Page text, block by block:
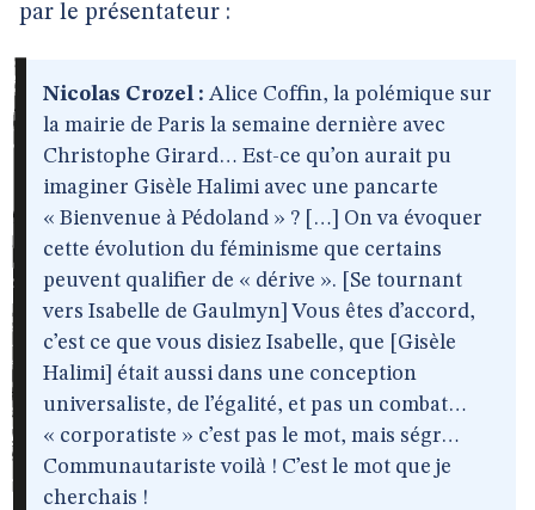
par le présentateur :
Nicolas Crozel : Alice Coffin, la polémique sur
la mairie de Paris la semaine dernière avec
Christophe Girard… Est-ce qu’on aurait pu
imaginer Gisèle Halimi avec une pancarte
« Bienvenue à Pédoland » ? […] On va évoquer
cette évolution du féminisme que certains
peuvent qualifier de « dérive ». [Se tournant
vers Isabelle de Gaulmyn] Vous êtes d’accord,
c’est ce que vous disiez Isabelle, que [Gisèle
Halimi] était aussi dans une conception
universaliste, de l’égalité, et pas un combat…
« corporatiste » c’est pas le mot, mais ségr…
Communautariste voilà ! C’est le mot que je
cherchais !